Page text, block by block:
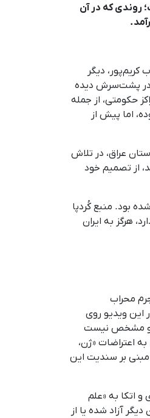
روندی که در آن
یعقوب کریم‌پور، دیگر
در پشت‌سرش دیده
حکومتی، از جمله
اما پیش از
عراق، در تلاش
از تصمیم خود
با تعهد آزاد شده بود. منبع کُردپا
هرگز به ایران
جرم محراب
این ویدیو روی
و مشخص نیست
اعتراضات «ژن،
مبنی بر سندیت این
و اتکا به «علم
از متهمان دیگر آزاد شده یا از